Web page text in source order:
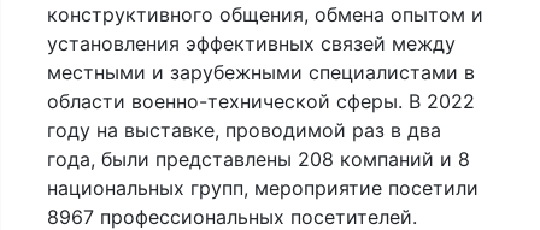
конструктивного общения, обмена опытом и
установления эффективных связей между
местными и зарубежными специалистами в
области военно-технической сферы. В 2022
году на выставке, проводимой раз в два
года, были представлены 208 компаний и 8
национальных групп, мероприятие посетили
8967 профессиональных посетителей.